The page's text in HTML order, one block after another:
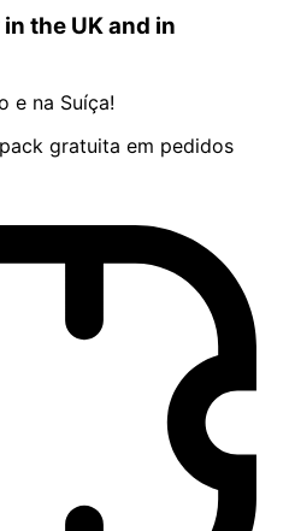
the UK and in
e na Suíça!
gratuita em pedidos